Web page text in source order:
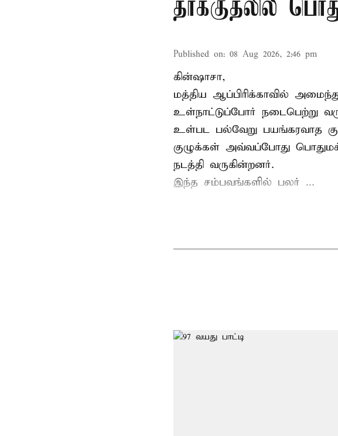
தாக்குதலில்
Published on: 08 Aug 2026, 2:46 pm
கின்ஷாசா,
மத்திய ஆப்பிரிக்காவில்
உள்நாட்டுப்போர் நடைபெற்று
உள்பட பல்வேறு பயங்கரவாத
குழுக்கள் அவ்வப்போது
நடத்தி வருகின்றனர்.
இந்த சம்பவங்களில் பலர் ...